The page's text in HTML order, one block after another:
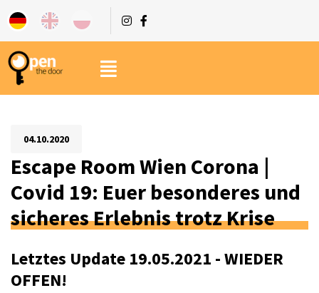
04.10.2020
Escape Room Wien Corona |
Covid 19: Euer besonderes und
sicheres Erlebnis trotz Krise
Letztes Update 19.05.2021 - WIEDER
OFFEN!